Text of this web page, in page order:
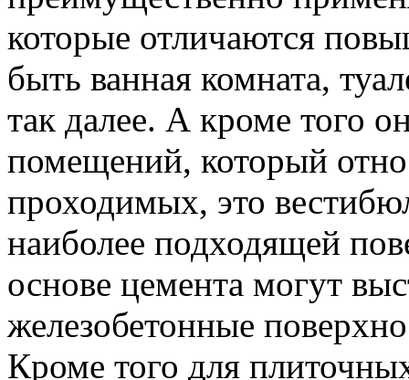
которые отличаются
быть ванная комната,
так далее. А кроме того
помещений, который
проходимых, это
наиболее подходящей
основе цемента могут
железобетонные
Кроме того для